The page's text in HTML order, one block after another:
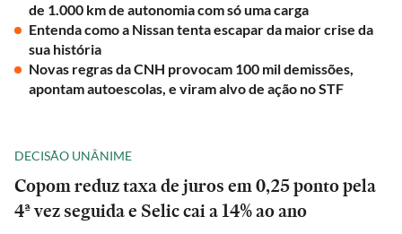
de 1.000 km de autonomia com só uma carga
Entenda como a Nissan tenta escapar da maior crise da
sua história
Novas regras da CNH provocam 100 mil demissões,
apontam autoescolas, e viram alvo de ação no STF
DECISÃO UNÂNIME
Copom reduz taxa de juros em 0,25 ponto pela
4ª vez seguida e Selic cai a 14% ao ano